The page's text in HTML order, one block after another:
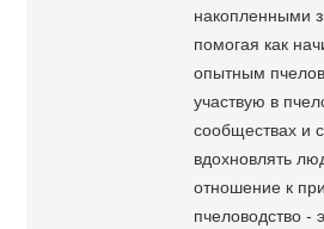
накопленными
помогая как
опытным
участвую в
сообществах и
вдохновлять
отношение к
пчеловодство -